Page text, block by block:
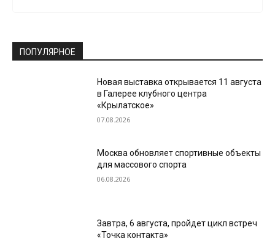
ПОПУЛЯРНОЕ
Новая выставка открывается 11 августа
в Галерее клубного центра
«Крылатское»
07.08.2026
Москва обновляет спортивные объекты
для массового спорта
06.08.2026
Завтра, 6 августа, пройдет цикл встреч
«Точка контакта»